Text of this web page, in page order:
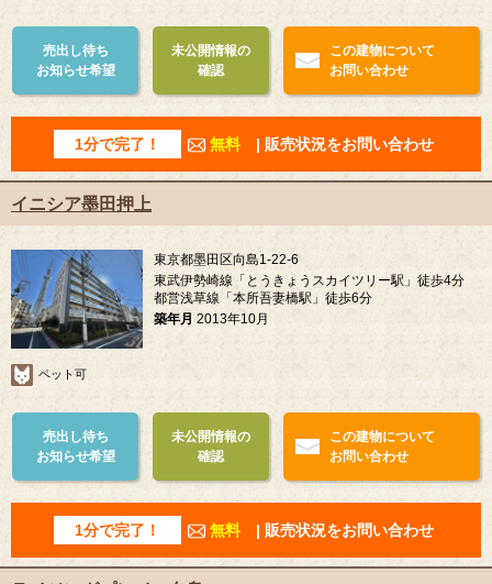
売出し待ち
お知らせ希望
未公開情報の
確認
この建物について
お問い合わせ
1分で完了！ 無料 | 販売状況をお問い合わせ
イニシア墨田押上
東京都墨田区向島1-22-6
東武伊勢崎線「とうきょうスカイツリー駅」徒歩4分
都営浅草線「本所吾妻橋駅」徒歩6分
築年月 2013年10月
ペット可
売出し待ち
お知らせ希望
未公開情報の
確認
この建物について
お問い合わせ
1分で完了！ 無料 | 販売状況をお問い合わせ